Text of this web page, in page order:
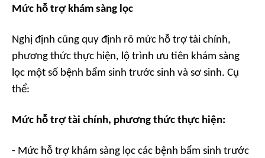
Mức hỗ trợ khám sàng lọc
Nghị định cũng quy định rõ mức hỗ trợ tài chính,
phương thức thực hiện, lộ trình ưu tiên khám sàng
lọc một số bệnh bẩm sinh trước sinh và sơ sinh. Cụ
thể:
Mức hỗ trợ tài chính, phương thức thực hiện:
- Mức hỗ trợ khám sàng lọc các bệnh bẩm sinh trước